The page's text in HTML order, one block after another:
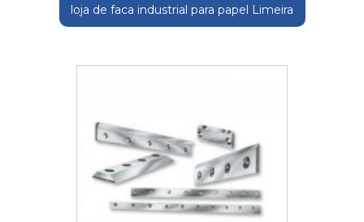
loja de faca industrial para papel Limeira